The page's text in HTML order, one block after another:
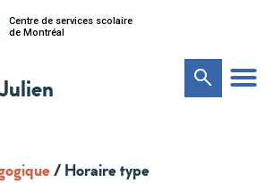
Centre de services scolaire
de Montréal
/Horaire type